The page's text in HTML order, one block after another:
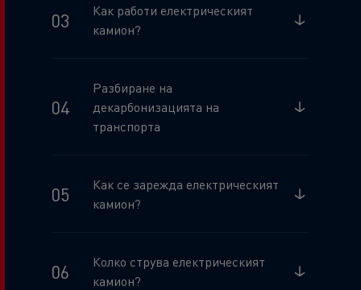
Как работи електрическият
камион?
Разбиране на
декарбонизацията на
транспорта
Как се зарежда електрическият
камион?
Колко струва електрическият
камион?